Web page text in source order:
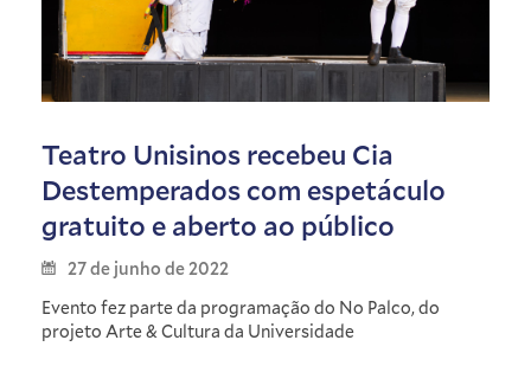
Teatro Unisinos recebeu Cia
Destemperados com espetáculo
gratuito e aberto ao público
27 de junho de 2022
Evento fez parte da programação do No Palco, do
projeto Arte & Cultura da Universidade